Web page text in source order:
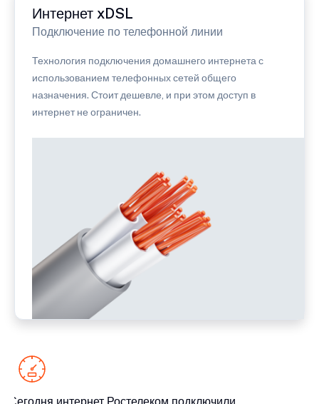
Интернет xDSL
Подключение по телефонной линии
Технология подключения домашнего интернета с
использованием телефонных сетей общего
назначения. Стоит дешевле, и при этом доступ в
интернет не ограничен.